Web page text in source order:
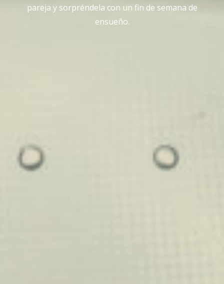
pareja y sorpréndela con un fin de semana de
ensueño.